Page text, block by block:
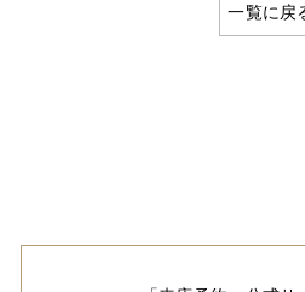
一覧に戻